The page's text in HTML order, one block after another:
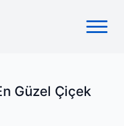
Güzel Çiçek